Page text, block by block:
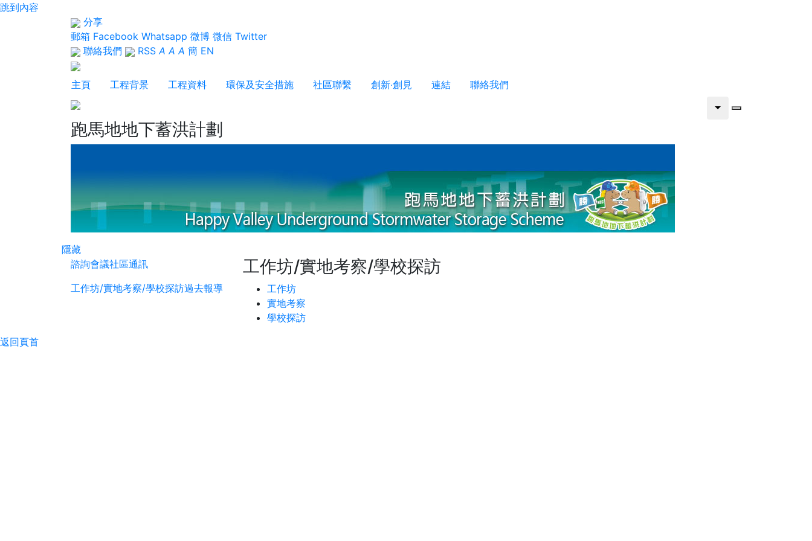
跳到內容
分享
郵箱 Facebook Whatsapp 微博 微信 Twitter
聯絡我們
RSS A A A 簡 EN
主頁 工程背景 工程資料 環保及安全措施 社區聯繫 創新‧創見 連結 聯絡我們
跑馬地地下蓄洪計劃
隱藏
諮詢會議社區通訊
工作坊/實地考察/學校探訪過去報導
工作坊/實地考察/學校探訪
工作坊
實地考察
學校探訪
返回頁首